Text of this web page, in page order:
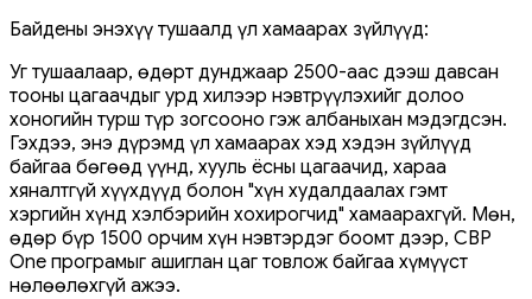
Байдены энэхүү тушаалд үл хамаарах зүйлүүд:
Уг тушаалаар, өдөрт дунджаар 2500-аас дээш давсан
тооны цагаачдыг урд хилээр нэвтрүүлэхийг долоо
хоногийн турш түр зогсооно гэж албаныхан мэдэгдсэн.
Гэхдээ, энэ дүрэмд үл хамаарах хэд хэдэн зүйлүүд
байгаа бөгөөд үүнд, хууль ёсны цагаачид, хараа
хяналтгүй хүүхдүүд болон "хүн худалдаалах гэмт
хэргийн хүнд хэлбэрийн хохирогчид" хамаарахгүй. Мөн,
өдөр бүр 1500 орчим хүн нэвтэрдэг боомт дээр, CBP
One програмыг ашиглан цаг товлож байгаа хүмүүст
нөлөөлөхгүй ажээ.